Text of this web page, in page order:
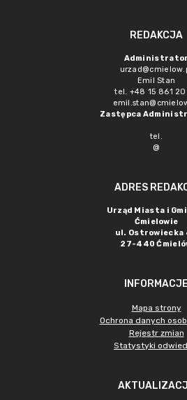
REDAKCJA
Administrator
Emil Stan
tel. +48 15 861 20
Zastępca
tel.
@
ADRES
Urząd Miasta i
Ćmielowie
ul. Ostrowiecka
27-440
INFORMACJE
Mapa strony
Ochrona danych
Rejestr zmian
Statystyki